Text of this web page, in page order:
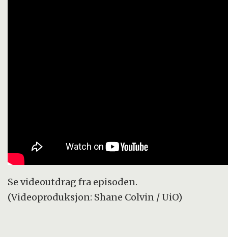
Se videoutdrag fra episoden.
(Videoproduksjon: Shane Colvin / UiO)